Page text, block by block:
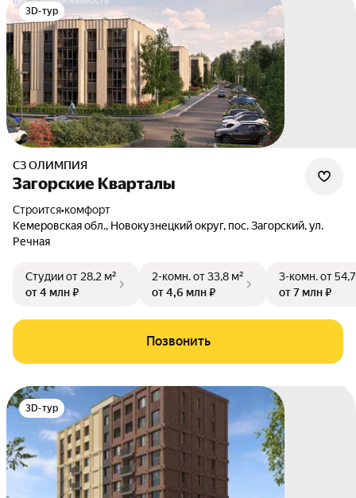
3D-тур
СЗ ОЛИМПИЯ
Загорские Кварталы
Строится•комфорт
Кемеровская обл., Новокузнецкий округ, пос. Загорский,ул.
Речная
Студииот 28,2 м²
от 4 млн ₽
2-комн.от 33,8 м²
от 4,6 млн ₽
3-комн.от
от 7 млн ₽
Позвонить
3D-тур